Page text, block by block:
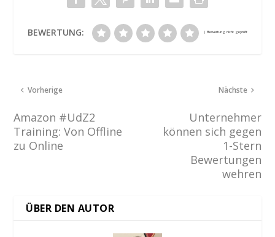
BEWERTUNG:
Vorherige
Amazon #UdZ2
Training: Von Offline
zu Online
Nächste
Unternehmer
können sich gegen
1-Stern
Bewertungen
wehren
ÜBER DEN AUTOR